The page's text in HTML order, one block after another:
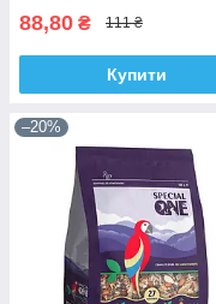
88,80 ₴ 111 ₴
Купити
–20%